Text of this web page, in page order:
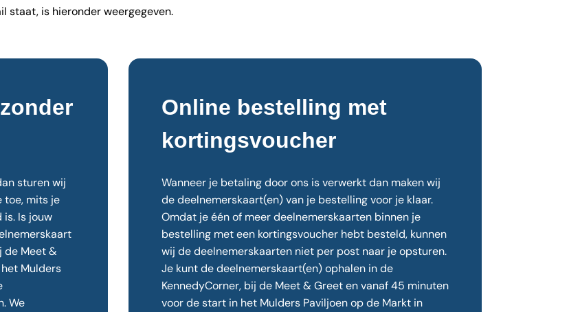
staat, is hieronder weergegeven.
sturen wij
toe, mits je
Is jouw
de Meet &
Mulders
We
Online bestelling met
kortingsvoucher
Wanneer je betaling door ons is verwerkt dan maken wij
de deelnemerskaart(en) van je bestelling voor je klaar.
Omdat je één of meer deelnemerskaarten binnen je
bestelling met een kortingsvoucher hebt besteld, kunnen
wij de deelnemerskaarten niet per post naar je opsturen.
Je kunt de deelnemerskaart(en) ophalen in de
KennedyCorner, bij de Meet & Greet en vanaf 45 minuten
voor de start in het Mulders Paviljoen op de Markt in